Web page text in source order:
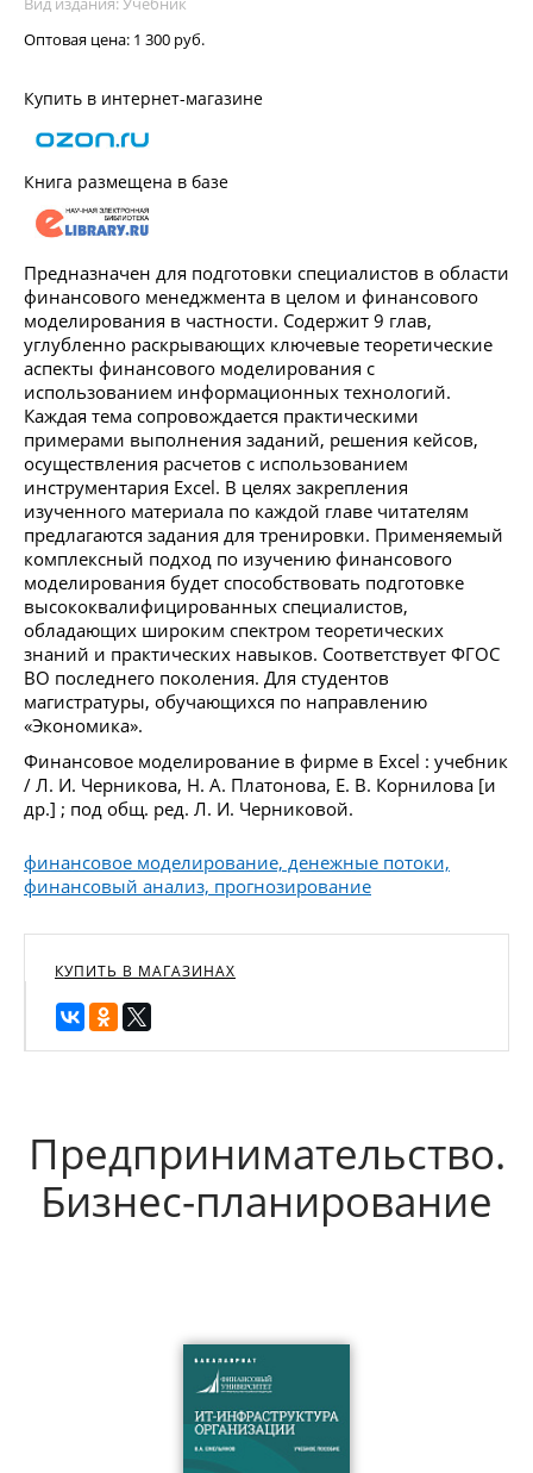
Оптовая цена: 1 300 руб.
Купить в интернет-магазине
Книга размещена в базе
Предназначен для подготовки специалистов в области
финансового менеджмента в целом и финансового
моделирования в частности. Содержит 9 глав,
углубленно раскрывающих ключевые теоретические
аспекты финансового моделирования с
использованием информационных технологий.
Каждая тема сопровождается практическими
примерами выполнения заданий, решения кейсов,
осуществления расчетов с использованием
инструментария Excel. В целях закрепления
изученного материала по каждой главе читателям
предлагаются задания для тренировки. Применяемый
комплексный подход по изучению финансового
моделирования будет способствовать подготовке
высококвалифицированных специалистов,
обладающих широким спектром теоретических
знаний и практических навыков. Соответствует ФГОС
ВО последнего поколения. Для студентов
магистратуры, обучающихся по направлению
«Экономика».
Финансовое моделирование в фирме в Excel : учебник
/ Л. И. Черникова, Н. А. Платонова, Е. В. Корнилова [и
др.] ; под общ. ред. Л. И. Черниковой.
финансовое моделирование, денежные потоки,
финансовый анализ, прогнозирование
КУПИТЬ В МАГАЗИНАХ
Предпринимательство.
Бизнес-планирование